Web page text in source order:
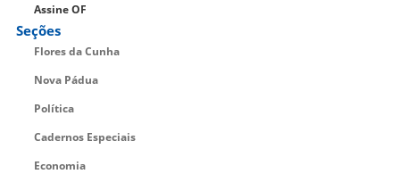
Assine OF
Seções
Flores da Cunha
Nova Pádua
Política
Cadernos Especiais
Economia